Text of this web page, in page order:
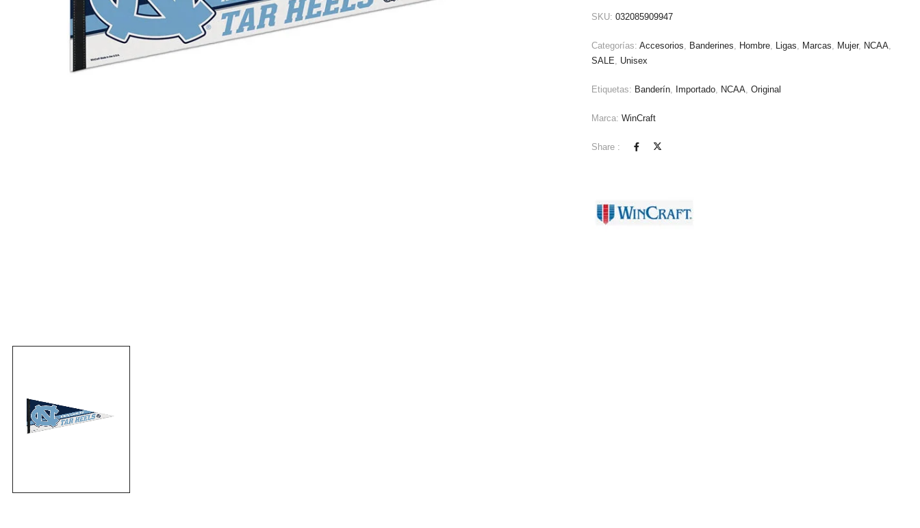
SKU: 032085909947
Categorías: Accesorios Banderines Hombre, Ligas Marcas Mujer, NCAA,
SALE
Unisex
Etiquetas: Banderín, Importado, NCAA, Original
Marca: WinCraft
Share :